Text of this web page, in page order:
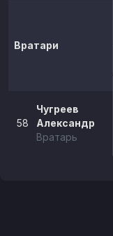
Вратари
58
Чугреев
Александр
Вратарь